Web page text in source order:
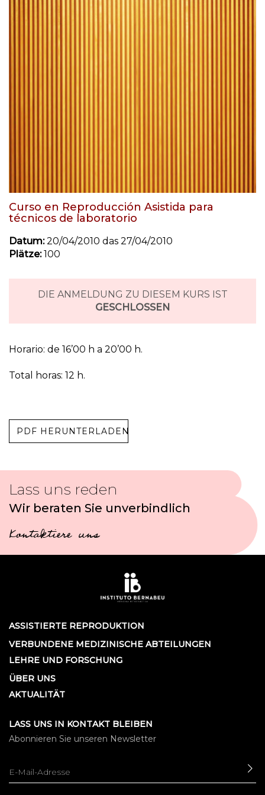
Curso en Reproducción Asistida para
técnicos de laboratorio
Datum:20/04/2010 das 27/04/2010
Plätze:100
DIE ANMELDUNG ZU DIESEM KURS IST
GESCHLOSSEN
Horario: de 16’00 h a 20’00 h.
Total horas: 12 h.
PDF HERUNTERLADEN
Lass uns reden
Wir beraten Sie unverbindlich
Kontaktiere uns
ASSISTIERTE REPRODUKTION
VERBUNDENE MEDIZINISCHE ABTEILUNGEN
LEHRE UND FORSCHUNG
ÜBER UNS
AKTUALITÄT
LASS UNS IN KONTAKT BLEIBEN
Abonnieren Sie unseren Newsletter